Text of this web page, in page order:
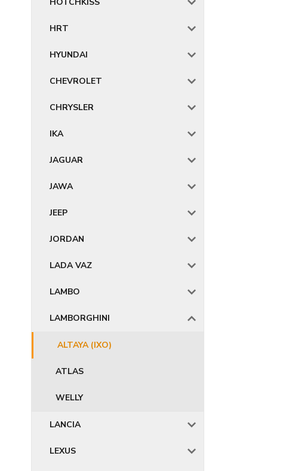
HRT
HYUNDAI
CHEVROLET
CHRYSLER
IKA
JAGUAR
JAWA
JEEP
JORDAN
LADA VAZ
LAMBO
LAMBORGHINI
ALTAYA (IXO)
ATLAS
WELLY
LANCIA
LEXUS